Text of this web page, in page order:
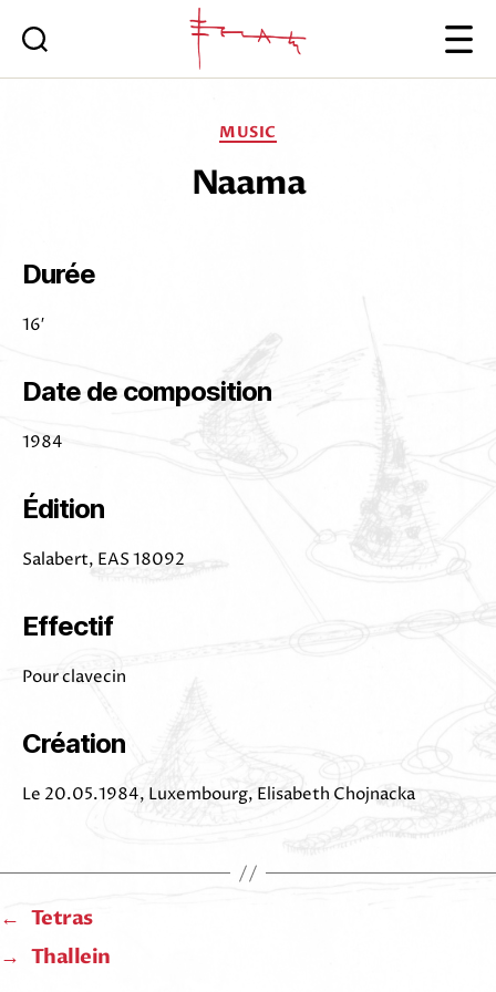
Iannis
Categories
MUSIC
Naama
Durée
16′
Date de composition
1984
Édition
Salabert, EAS 18092
Effectif
Pour clavecin
Création
Le 20.05.1984, Luxembourg, Elisabeth Chojnacka
← Tetras
→ Thallein